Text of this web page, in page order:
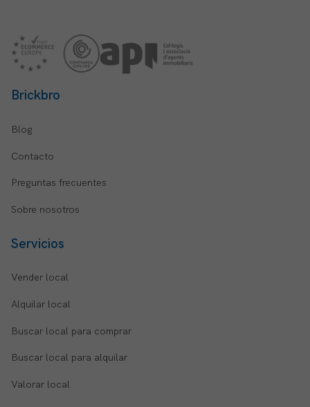
Brickbro
Blog
Contacto
Preguntas frecuentes
Sobre nosotros
Servicios
Vender local
Alquilar local
Buscar local para comprar
Buscar local para alquilar
Valorar local